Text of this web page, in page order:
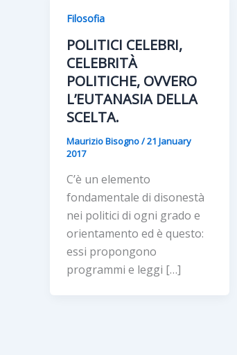
Filosofia
POLITICI CELEBRI,
CELEBRITÀ
POLITICHE, OVVERO
L’EUTANASIA DELLA
SCELTA.
Maurizio Bisogno/21 January
2017
C’è un elemento
fondamentale di disonestà
nei politici di ogni grado e
orientamento ed è questo:
essi propongono
programmi e leggi […]